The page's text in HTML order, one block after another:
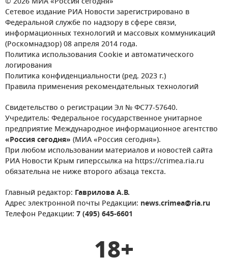
Сетевое издание РИА Новости зарегистрировано в
Федеральной службе по надзору в сфере связи,
информационных технологий и массовых коммуникаций
(Роскомнадзор) 08 апреля 2014 года.
Политика использования Cookie и автоматического
логирования
Политика конфиденциальности (ред. 2023 г.)
Правила применения рекомендательных технологий
Свидетельство о регистрации Эл № ФС77-57640.
Учредитель: Федеральное государственное унитарное
предприятие Международное информационное агентство
«Россия сегодня» (МИА «Россия сегодня»).
При любом использовании материалов и новостей сайта
РИА Новости Крым гиперссылка на https://crimea.ria.ru
обязательна не ниже второго абзаца текста.
Главный редактор: Гаврилова А.В.
Адрес электронной почты Редакции: news.crimea@ria.ru
Телефон Редакции: 7 (495) 645-6601